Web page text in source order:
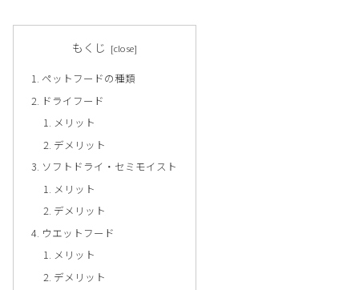
もくじ
ペットフードの種類
ドライフード
メリット
デメリット
ソフトドライ・セミモイスト
メリット
デメリット
ウエットフード
メリット
デメリット